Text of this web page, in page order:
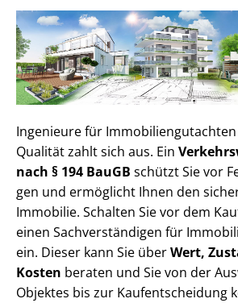
Ingenieure für
Qualität zahlt sich aus. Ein
nach § 194 BauGB schützt Sie vor
gen und ermöglicht Ihnen den
Immobilie. Schalten Sie vor dem
einen Sach­ver­stän­di­gen für
ein. Dieser kann Sie überWert,
Kosten beraten und Sie von der
Objektes bis zur Kauf­ent­schei­dung